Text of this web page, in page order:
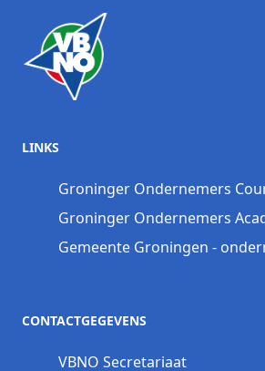
LINKS
Groninger Ondernemers
Groninger Ondernemers
Gemeente Groningen -
CONTACTGEGEVENS
VBNO Secretariaat